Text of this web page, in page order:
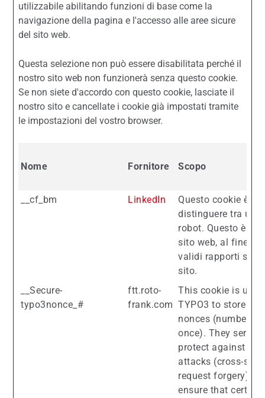
utilizzabile abilitando funzioni di base come la
navigazione della pagina e l'accesso alle aree sicure
del sito web.
Questa selezione non può essere disabilitata perché il
nostro sito web non funzionerà senza questo cookie.
Se non siete d'accordo con questo cookie, lasciate il
nostro sito e cancellate i cookie già impostati tramite
le impostazioni del vostro browser.
Nome Fornitore Scopo
__cf_bm LinkedIn
Questo cookie è
distinguere tra
robot. Questo è
sito web, al fine di
validi rapporti
sito.
__Secure-
typo3nonce_#
ftt.roto-
frank.com
This cookie is
TYPO3 to store so-
nonces (number
once). They serve
protect against
attacks (cross-site
request forgery)
ensure that certain